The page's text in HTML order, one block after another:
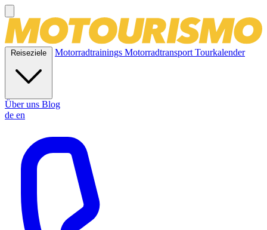
Reiseziele Motorradtrainings MotorradtransportTourkalender
Über uns Blog
de en